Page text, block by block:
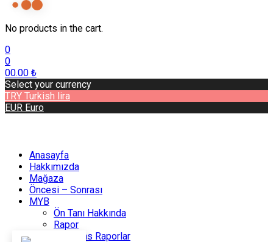
No products in the cart.
0
0
00.00 ₺
Select your currency
TRY Turkish lira
EUR Euro
Anasayfa
Hakkımızda
Mağaza
Öncesi – Sonrası
MYB
Ön Tanı Hakkında
Rapor
Referans Raporlar